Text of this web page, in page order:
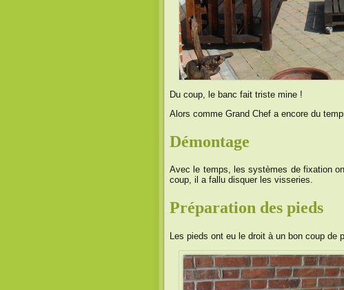
Du coup, le banc fait triste mine !
Alors comme Grand Chef a encore du
Démontage
Avec le temps, les systèmes de fixation
coup, il a fallu disquer les visseries.
Préparation des pieds
Les pieds ont eu le droit à un bon coup de